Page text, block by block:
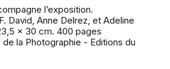
l’exposition.
David, Anne Delrez, et Adeline
x 30 cm. 400 pages
la Photographie - Editions du